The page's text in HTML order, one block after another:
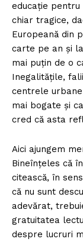
educație pentru
chiar tragice,
Europeană din
carte pe an și
mai puțin de o
Inegalitățile,
centrele
mai bogate și
cred că asta
Aici ajungem
Bineînțeles că
citească, în
că nu sunt
adevărat,
gratuitatea
despre lucruri